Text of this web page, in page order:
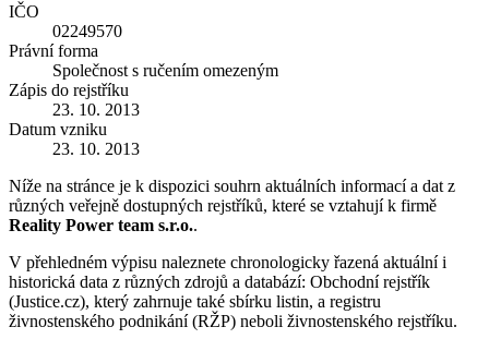
IČO
02249570
Právní forma
Společnost s ručením omezeným
Zápis do rejstříku
23. 10. 2013
Datum vzniku
23. 10. 2013
Níže na stránce je k dispozici souhrn aktuálních informací a dat z
různých veřejně dostupných rejstříků, které se vztahují k firmě
Reality Power team s.r.o..
V přehledném výpisu naleznete chronologicky řazená aktuální i
historická data z různých zdrojů a databází: Obchodní rejstřík
(Justice.cz), který zahrnuje také sbírku listin, a registru
živnostenského podnikání (RŽP) neboli živnostenského rejstříku.